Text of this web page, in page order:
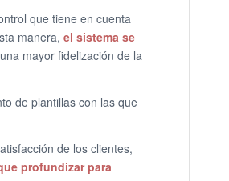
que tiene en cuenta
manera, el sistema se
mayor fidelización de la
de plantillas con las que
de los clientes,
profundizar para